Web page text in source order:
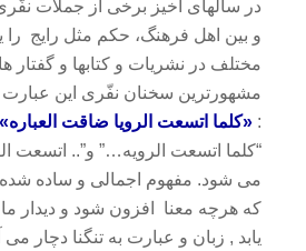
در سالهای اخیز برخی از جملات
و بین اهل فرهنگ، حکم مثل رایج را
مختلف در نشریات و کتابها و گفتار
مشهورترین سخنان نفّری این
: «کلما اتسعت الرویا ضاقت العباره»
“کلما اتسعت الرویه…” و”.. اتسعت
می شود. مفهوم اجمالی و ساده
که هرچه معنا افزون شود و دیدار
یابد , زبان و عبارت به تنگنا دچار می